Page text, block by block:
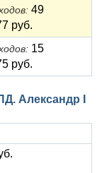
49
руб.
15
руб.
Александр I